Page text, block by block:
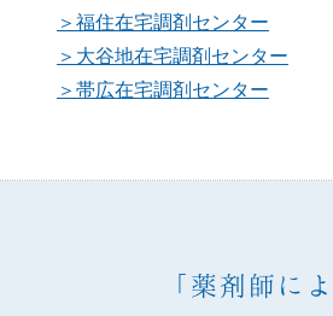
＞福住在宅調剤センター
＞大谷地在宅調剤センター
＞帯広在宅調剤センター
「薬剤師に